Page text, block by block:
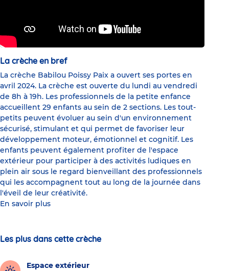
La crèche en bref
La crèche Babilou Poissy Paix a ouvert ses portes en
avril 2024. La crèche est ouverte du lundi au vendredi
de 8h à 19h. Les professionnels de la petite enfance
accueillent 29 enfants au sein de 2 sections. Les tout-
petits peuvent évoluer au sein d'un environnement
sécurisé, stimulant et qui permet de favoriser leur
développement moteur, émotionnel et cognitif. Les
enfants peuvent également profiter de l'espace
extérieur pour participer à des activités ludiques en
plein air sous le regard bienveillant des professionnels
qui les accompagnent tout au long de la journée dans
l'éveil de leur créativité.
En savoir plus
Les plus dans cette crèche
Espace extérieur